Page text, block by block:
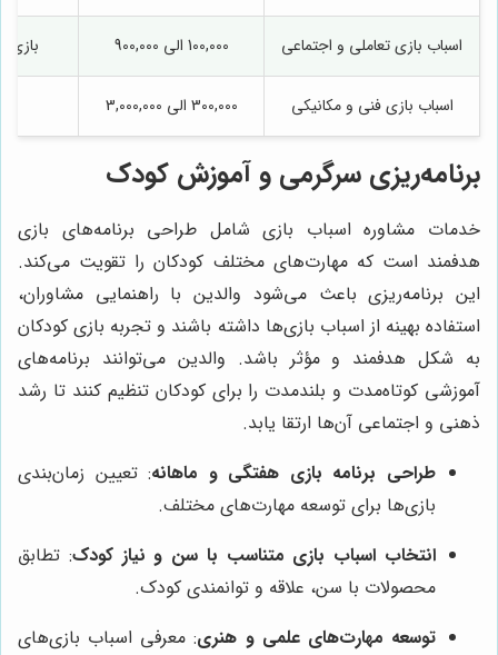
اسباب بازی تعاملی و اجتماعی 100,000 الی 900,000 بازی
اسباب بازی فنی و مکانیکی 300,000 الی 3,000,000
برنامه‌ریزی سرگرمی و آموزش کودک
خدمات مشاوره اسباب بازی شامل طراحی برنامه‌های بازی
هدفمند است که مهارت‌های مختلف کودکان را تقویت می‌کند.
این برنامه‌ریزی باعث می‌شود والدین با راهنمایی مشاوران،
استفاده بهینه از اسباب بازی‌ها داشته باشند و تجربه بازی کودکان
به شکل هدفمند و مؤثر باشد. والدین می‌توانند برنامه‌های
آموزشی کوتاه‌مدت و بلندمدت را برای کودکان تنظیم کنند تا رشد
ذهنی و اجتماعی آن‌ها ارتقا یابد.
طراحی برنامه بازی هفتگی و ماهانه: تعیین زمان‌بندی
بازی‌ها برای توسعه مهارت‌های مختلف.
انتخاب اسباب بازی متناسب با سن و نیاز کودک: تطابق
محصولات با سن، علاقه و توانمندی کودک.
توسعه مهارت‌های علمی و هنری: معرفی اسباب بازی‌های